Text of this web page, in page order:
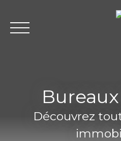
Acheter
Découvrez